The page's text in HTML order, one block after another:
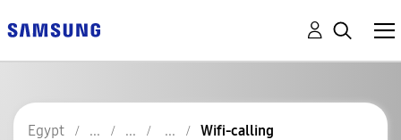
Egypt Wifi-calling